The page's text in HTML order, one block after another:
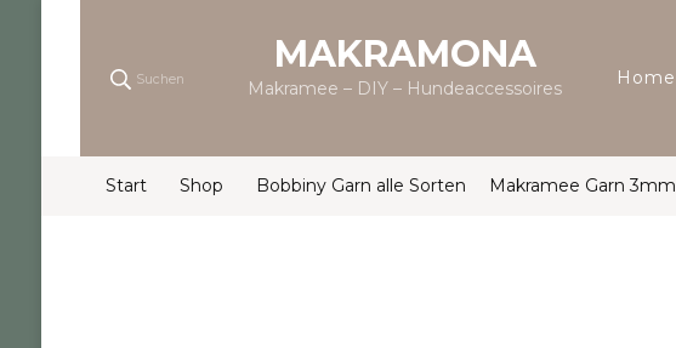
Suchen
MAKRAMONA
Makramee – DIY – Hundeaccessoires Home
Start Shop Bobbiny Garn alle Sorten Makramee Garn 3mm